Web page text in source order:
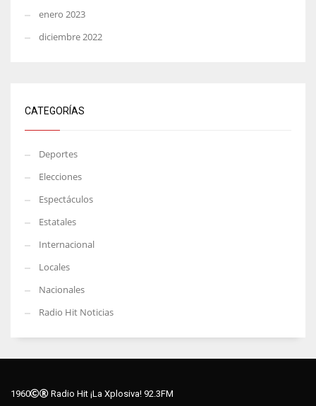
enero 2023
diciembre 2022
CATEGORÍAS
Deportes
Elecciones
Espectáculos
Estatales
Internacional
Locales
Nacionales
Radio Hit Noticias
1960
Radio Hit ¡La Xplosiva! 92.3FM